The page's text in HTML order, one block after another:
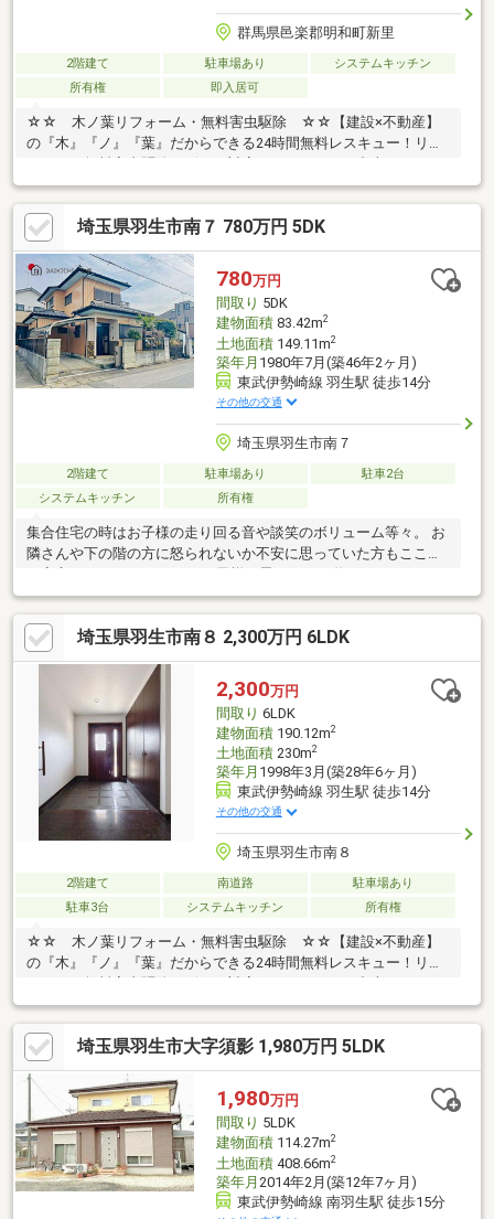
群馬県邑楽郡明和町新里
2階建て 駐車場あり
システムキッチン
所有権
即入居可
☆☆ 木ノ葉リフォーム・無料害虫駆除 ☆☆【建設×不動産】
の『木』『ノ』『葉』だからできる24時間無料レスキュー！リフ
ターサービスがついており、住んでからの安心をずっとお届けし
ます！内覧時に、無料相談・お見積りも物件ごとに作成可能！！
オウチ探しも、リフォームも一緒に相談できます！＼弊社には、
『きつね隊』・『ゴリラ隊』という無料かけつけサービスの仕組
みが、整っています♪／住んでからのお家トラブル、緊急対応も承
っております♪お家のこと、すべて木ノ葉プランニングにお任せく
ださい＾＾
埼玉県羽生市南７ 780万円 5DK
780万円
間取り 5DK
建物面積83.42m2
土地面積149.11m2
築年月 1980年7月(築46年2ヶ月)
東武伊勢崎線 羽生駅 徒歩14分
その他の交通
埼玉県羽生市南７
2階建て 駐車場あり
駐車2台
システムキッチン
所有権
集合住宅の時はお子様の走り回る音や談笑のボリューム等々。 お
隣さんや下の階の方に怒られないか不安に思っていた方もここな
か？
埼玉県羽生市南８ 2,300万円 6LDK
2,300万円
間取り 6LDK
建物面積190.12m2
土地面積230m2
築年月 1998年3月(築28年6ヶ月)
東武伊勢崎線 羽生駅 徒歩14分
その他の交通
埼玉県羽生市南８
2階建て 南道路
駐車場あり
駐車3台
システムキッチン 所有権
☆☆ 木ノ葉リフォーム・無料害虫駆除 ☆☆【建設×不動産】
の『木』『ノ』『葉』だからできる24時間無料レスキュー！リフ
ターサービスがついており、住んでからの安心をずっとお届けし
ます！内覧時に、無料相談・お見積りも物件ごとに作成可能！！
オウチ探しも、リフォームも一緒に相談できます！＼弊社には、
『きつね隊』・『ゴリラ隊』という無料かけつけサービスの仕組
みが、整っています♪／住んでからのお家トラブル、緊急対応も承
っております♪お家のこと、すべて木ノ葉プランニングにお任せく
ださい＾＾
埼玉県羽生市大字須影 1,980万円 5LDK
1,980万円
間取り 5LDK
建物面積114.27m2
土地面積408.66m2
築年月 2014年2月(築12年7ヶ月)
東武伊勢崎線 南羽生駅 徒歩15分